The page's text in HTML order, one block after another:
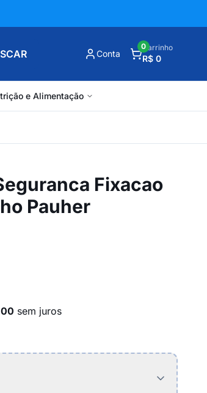
Conta
Carrinho
R$ 0
0
e Alimentação
Fixacao
Pauher
sem juros